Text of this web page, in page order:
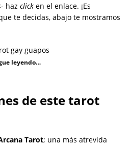
haz clicken el enlace. ¡Es
te decidas, abajo te mostramos
leyendo…
de este tarot
Tarot; una más atrevida